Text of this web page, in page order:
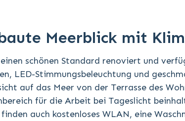
Meerblick mit
schönen Standard renoviert und
LED-Stimmungsbeleuchtung und
auf das Meer von der Terrasse des
für die Arbeit bei Tageslicht
auch kostenloses WLAN, eine